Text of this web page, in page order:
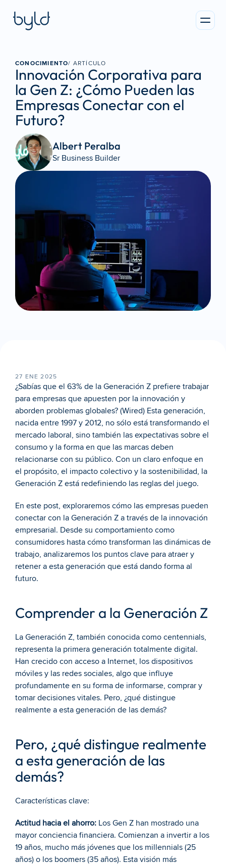
CONOCIMIENTO/ ARTÍCULO
Innovación Corporativa para
la Gen Z: ¿Cómo Pueden las
Empresas Conectar con el
Futuro?
Albert Peralba
Sr Business Builder
27 ENE 2025
¿Sabías que el 63% de la Generación Z prefiere trabajar
para empresas que apuesten por la innovación y
aborden problemas globales? (Wired) Esta generación,
nacida entre 1997 y 2012, no sólo está transformando el
mercado laboral, sino también las expectativas sobre el
consumo y la forma en que las marcas deben
relacionarse con su público. Con un claro enfoque en
el propósito, el impacto colectivo y la sostenibilidad, la
Generación Z está redefiniendo las reglas del juego.
En este post, exploraremos cómo las empresas pueden
conectar con la Generación Z a través de la innovación
empresarial. Desde su comportamiento como
consumidores hasta cómo transforman las dinámicas de
trabajo, analizaremos los puntos clave para atraer y
retener a esta generación que está dando forma al
futuro.
Comprender a la Generación Z
La Generación Z, también conocida como centennials,
representa la primera generación totalmente digital.
Han crecido con acceso a Internet, los dispositivos
móviles y las redes sociales, algo que influye
profundamente en su forma de informarse, comprar y
tomar decisiones vitales. Pero, ¿qué distingue
realmente a esta generación de las demás?
Pero, ¿qué distingue realmente
a esta generación de las
demás?
Características clave:
Actitud hacia el ahorro: Los Gen Z han mostrado una
mayor conciencia financiera. Comienzan a invertir a los
19 años, mucho más jóvenes que los millennials (25
años) o los boomers (35 años). Esta visión más